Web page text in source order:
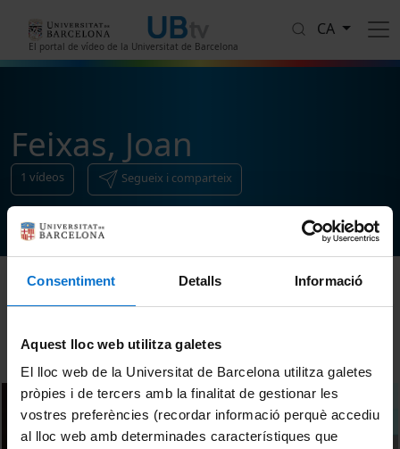
Consentiment Detalls Informació
Aquest lloc web utilitza galetes
El lloc web de la Universitat de Barcelona utilitza galetes
pròpies i de tercers amb la finalitat de gestionar les
vostres preferències (recordar informació perquè accediu
al lloc web amb determinades característiques que
El portal de vídeo de la Universitat de Barcelona
CA
Feixas, Joan
1 vídeos Segueix i comparteix
Ordenar